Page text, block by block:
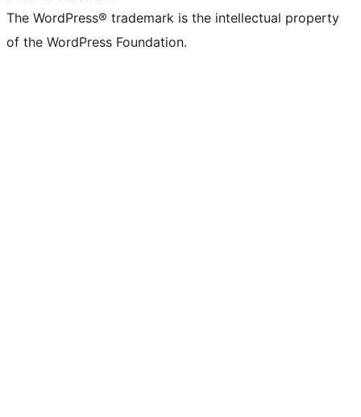
The WordPress® trademark is the intellectual property
of the WordPress Foundation.